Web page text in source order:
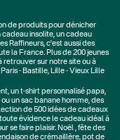
de produits pour dénicher
cadeau insolite, uncadeau
Raffineurs, c'est aussi des
la France. Plus de200 jeunes
retrouver sur notre site ou à
Paris - Bastille, Lille - Vieux Lille
, unt-shirt personnalisé papa,
ou unsac banane homme, des
de500 idées de cadeaux
évidence le cadeau idéal à
se faire plaisir. Noël,fête des
de crémaillère, pot de